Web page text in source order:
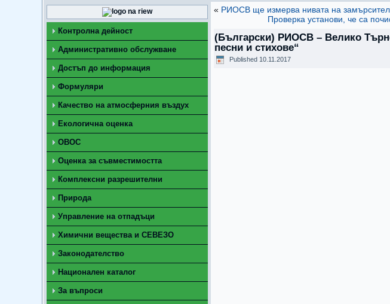
Контролна дейност
Административно обслужване
Достъп до информация
Формуляри
Качество на атмосферния въздух
Екологична оценка
ОВОС
Оценка за съвместимостта
Комплексни разрешителни
Природа
Управление на отпадъци
Химични вещества и СЕВЕЗО
Законодателство
Национален каталог
За въпроси
« РИОСВ ще измерва нивата на
Проверка установи, че са
(Български) РИОСВ – Велико
песни и стихове“
Published 10.11.2017